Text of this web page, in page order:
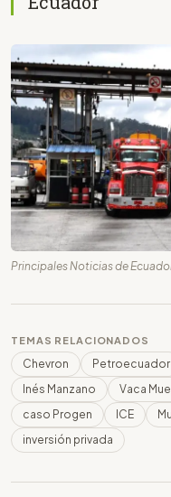
Principales Noticias de
TEMAS RELACIONADOS
Chevron Petroecuador
Inés Manzano
Vaca
caso Progen
ICE
inversión privada